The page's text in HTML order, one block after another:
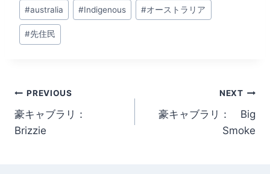
Post
Tags:
#australia #Indigenous #オーストラリア
#先住民
Post
navigation
PREVIOUS
豪キャブラリ：
Brizzie
NEXT
豪キャブラリ： Big
Smoke